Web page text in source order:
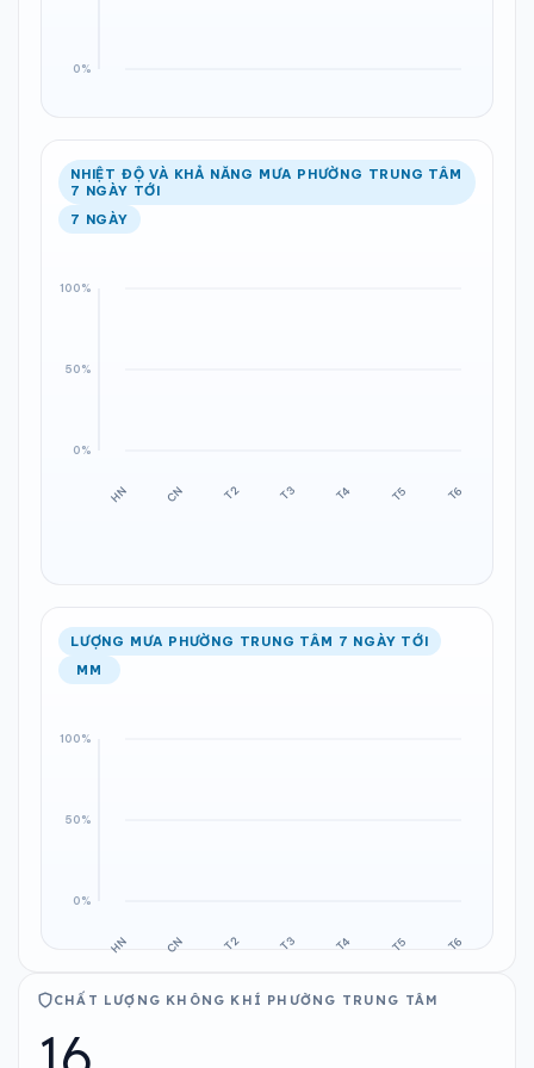
NHIỆT ĐỘ VÀ KHẢ NĂNG MƯA PHƯỜNG TRUNG TÂM
7 NGÀY TỚI
7 NGÀY
LƯỢNG MƯA PHƯỜNG TRUNG TÂM 7 NGÀY TỚI
MM
CHẤT LƯỢNG KHÔNG KHÍ PHƯỜNG TRUNG TÂM